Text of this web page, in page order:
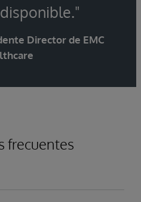
Director de EMC
frecuentes